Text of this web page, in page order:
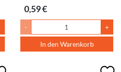
0,59 €
- +
In den Warenkorb